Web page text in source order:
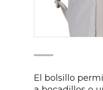
El bolsillo